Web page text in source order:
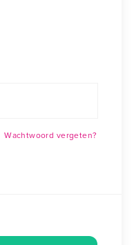
Wachtwoord vergeten?